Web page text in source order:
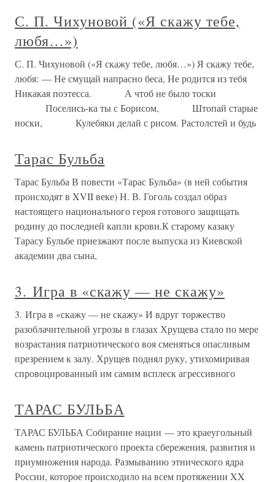
С. П. Чихуновой («Я скажу тебе,
любя…»)
С. П. Чихуновой («Я скажу тебе, любя…») Я скажу тебе,
любя: — Не смущай напрасно беса, Не родится из тебя
Никакая поэтесса. А чтоб не было тоски
Поселись-ка ты с Борисом, Штопай старые
носки, Кулебяки делай с рисом. Растолстей и будь
Тарас Бульба
Тарас Бульба В повести «Тарас Бульба» (в ней события
происходят в XVII веке) Н. В. Гоголь создал образ
настоящего национального героя готового защищать
родину до последней капли крови.К старому казаку
Тарасу Бульбе приезжают после выпуска из Киевской
академии два сына,
3. Игра в «скажу — не скажу»
3. Игра в «скажу — не скажу» И вдруг торжество
разоблачительной угрозы в глазах Хрущева стало по мере
возрастания патриотического воя сменяться опасливым
презрением к залу. Хрущев поднял руку, утихомиривая
спровоцированный им самим всплеск агрессивного
ТАРАС БУЛЬБА
ТАРАС БУЛЬБА Собирание нации — это краеугольный
камень патриотического проекта сбережения, развития и
приумножения народа. Размыванию этнического ядра
России, которое происходило на всем протяжении XX